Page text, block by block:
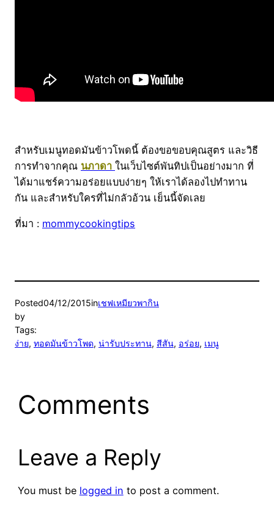
สำหรับเมนูทอดมันข้าวโพดนี้ ต้องขอขอบคุณสูตร และวิธี
การทำจากคุณ นภาดา ในเว็บไซต์พันทิปเป็นอย่างมาก ที่
ได้มาแชร์ความอร่อยแบบง่ายๆ ให้เราได้ลองไปทำทาน
กัน และสำหรับใครที่ไม่กลัวอ้วน เย็นนี้จัดเลย
ที่มา : mommycookingtips
Posted04/12/2015inเชฟเหมียวพากิน
by
Tags:
ง่าย, ทอดมันข้าวโพด, น่ารับประทาน, สีสัน, อร่อย, เมนู
Comments
Leave a Reply
You must be logged in to post a comment.